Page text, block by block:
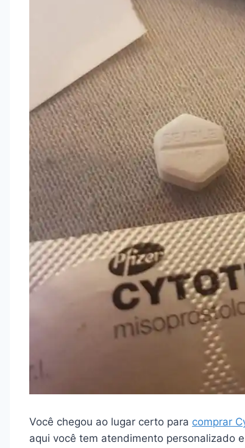
Você chegou ao lugar certo para comprar
aqui você tem atendimento personalizado